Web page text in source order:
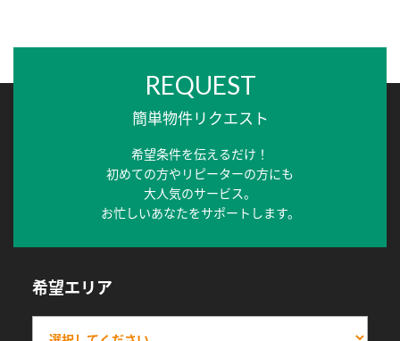
REQUEST
簡単物件リクエスト
希望条件を伝えるだけ！
初めての方やリピーターの方にも
大人気のサービス。
お忙しいあなたをサポートします。
希望エリア